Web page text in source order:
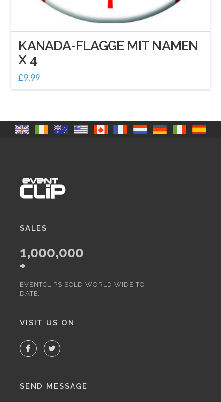
KANADA-FLAGGE MIT NAMEN
X 4
£9.99
SALES
1,000,000
+
EVENTCLIPS SOLD WORLD WIDE TO-
DATE.
VISIT US ON
SEND MESSAGE